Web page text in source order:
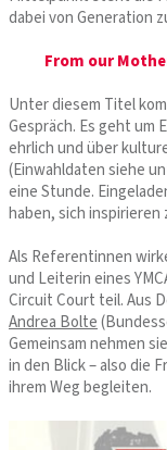
dabei von Generation
From our
Unter diesem Titel
Gespräch. Es geht um
ehrlich und über
(Einwahldaten siehe
eine Stunde.
haben, sich inspirieren
Als Referentinnen
und Leiterin eines
Circuit Court teil. Aus
Andrea Bolte
Gemeinsam nehmen
in den Blick – also die
ihrem Weg begleiten.